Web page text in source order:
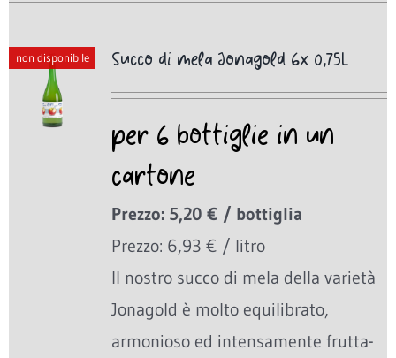
non disponibile Succo di mela Jonagold 6x 0,75L
per 6 bottiglie in un
cartone
Prezzo: 5,20 € / bottiglia
Prezzo: 6,93 € / litro
Il nostro succo di mela della varietà
Jonagold è molto equilibrato,
armonioso ed intensamente frutta-